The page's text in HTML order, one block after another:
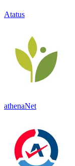
Atatus
athenaNet